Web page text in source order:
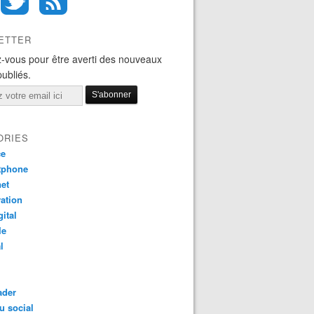
vous pour être averti des nouveaux
social